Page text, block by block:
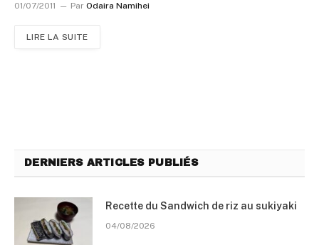
01/07/2011 Par Odaira Namihei
LIRE LA SUITE
DERNIERS ARTICLES PUBLIÉS
Recette du Sandwich de riz au sukiyaki
04/08/2026